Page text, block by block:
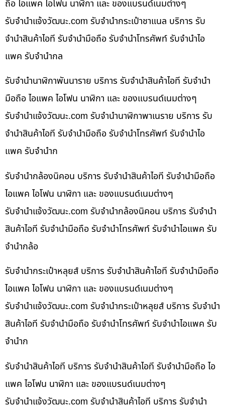
ถือ ไอแพค ไอโฟน นาฬิกา และ ของแบรนด์เนมต่างๆ
รับจํานําแจ้งวัฒนะ.com รับจำนำกระเป๋าชาแนล บริการ รับ
จำนำสินค้าไอที รับจำนำมือถือ รับจำนำโทรศัพท์ รับจำนำไอ
แพค รับจำนำกล
รับจำนำนาฬิกาพันนาราย บริการ รับจำนำสินค้าไอที รับจำนำ
มือถือ ไอแพค ไอโฟน นาฬิกา และ ของแบรนด์เนมต่างๆ
รับจํานําแจ้งวัฒนะ.com รับจำนำนาฬิกาพาเนราย บริการ รับ
จำนำสินค้าไอที รับจำนำมือถือ รับจำนำโทรศัพท์ รับจำนำไอ
แพค รับจำนำก
รับจำนำกล้องนิคอน บริการ รับจำนำสินค้าไอที รับจำนำมือถือ
ไอแพค ไอโฟน นาฬิกา และ ของแบรนด์เนมต่างๆ
รับจํานําแจ้งวัฒนะ.com รับจำนำกล้องนิคอน บริการ รับจำนำ
สินค้าไอที รับจำนำมือถือ รับจำนำโทรศัพท์ รับจำนำไอแพค รับ
จำนำกล้อ
รับจำนำกระเป๋าหลุยส์ บริการ รับจำนำสินค้าไอที รับจำนำมือถือ
ไอแพค ไอโฟน นาฬิกา และ ของแบรนด์เนมต่างๆ
รับจํานําแจ้งวัฒนะ.com รับจำนำกระเป๋าหลุยส์ บริการ รับจำนำ
สินค้าไอที รับจำนำมือถือ รับจำนำโทรศัพท์ รับจำนำไอแพค รับ
จำนำก
รับจำนำสินค้าไอที บริการ รับจำนำสินค้าไอที รับจำนำมือถือ ไอ
แพค ไอโฟน นาฬิกา และ ของแบรนด์เนมต่างๆ
รับจํานําแจ้งวัฒนะ.com รับจำนำสินค้าไอที บริการ รับจำนำ